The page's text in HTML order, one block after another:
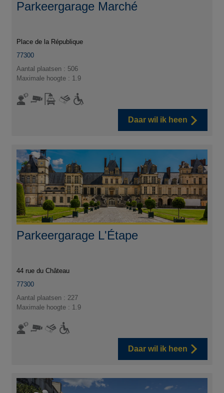
Parkeergarage Marché
Place de la République
77300
Aantal plaatsen : 506
Maximale hoogte : 1.9
Daar wil ik heen
Parkeergarage L'Étape
44 rue du Château
77300
Aantal plaatsen : 227
Maximale hoogte : 1.9
Daar wil ik heen